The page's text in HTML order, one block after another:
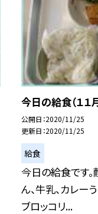
今日の給食（１１
公開日 2020/11/25
更新日 2020/11/25
給食
今日の給食です。
ん、牛乳、カレー
ブロッコリ...